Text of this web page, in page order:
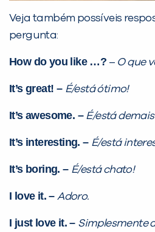
Veja também possíveis
pergunta:
How do you like …? – O que
It’s great! – É/está ótimo!
It’s awesome. – É/está
It’s interesting. – É/está
It’s boring. – É/está chato!
I love it. – Adoro.
I just love it. – Simplesmente